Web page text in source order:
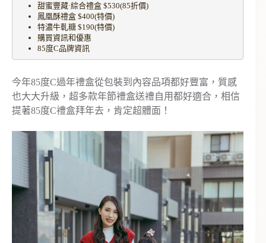
甜蜜豐藏·綜合禮盒 $530(85折價)
鳳凰酥禮盒 $400(特價)
特濃牛軋糖 $190(特價)
購買資訊和優惠
85度C品牌資訊
今年85度C過年禮盒從包裝到內容品項都好豐富，質感
也大大升級，超多款年節禮盒送禮自用都好適合，相信
提著85度C禮盒拜年去，肯定超體面！